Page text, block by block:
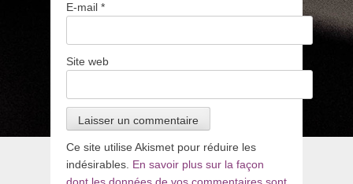
E-mail *
Site web
Ce site utilise Akismet pour réduire les
indésirables. En savoir plus sur la façon